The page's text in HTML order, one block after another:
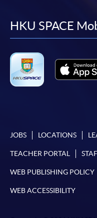
網上報名只支援
在網上報名過程中
統處理上為兩個不
功被獲取錄。任何
快與 閣下聯絡。
在網上報名過程
子郵件帳戶。請保
除特殊情況(例如
HKU SPACE
JOBS LOCATIONS
TEACHER PORTAL
WEB PUBLISHING POLICY
WEB ACCESSIBILITY